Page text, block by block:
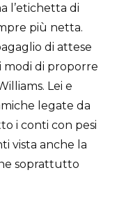
l’etichetta di
più netta.
di attese
modi di proporre
Lei e
legate da
i conti con pesi
vista anche la
soprattutto